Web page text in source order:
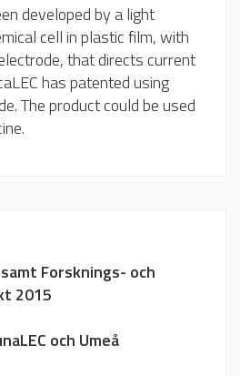
developed by a light
cell in plastic film, with
that directs current
has patented using
The product could be used
Forsknings- och
2015
och Umeå